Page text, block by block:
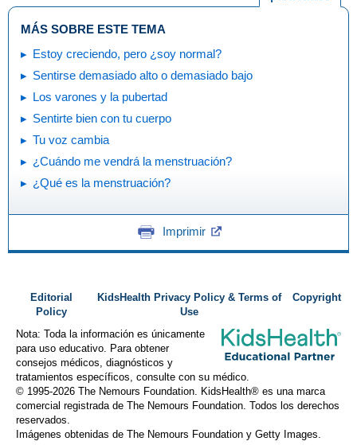
MÁS SOBRE ESTE TEMA
Estoy creciendo, pero ¿soy normal?
Sentirse demasiado alto o demasiado bajo
Los varones y la pubertad
Sentirte bien con tu cuerpo
Tu voz cambia
¿Cuándo me vendrá la menstruación?
¿Qué es la menstruación?
Imprimir
Editorial
Policy
KidsHealth Privacy Policy & Terms of
Use
Copyright
Nota: Toda la información es únicamente
para uso educativo. Para obtener
consejos médicos, diagnósticos y
tratamientos específicos, consulte con su médico.
© 1995-2026 The Nemours Foundation. KidsHealth® es una marca
comercial registrada de The Nemours Foundation. Todos los derechos
reservados.
Imágenes obtenidas de The Nemours Foundation y Getty Images.